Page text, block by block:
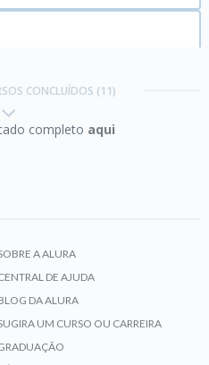
CONCLUÍDOS (11)
completo aqui
A ALURA
DE AJUDA
DA ALURA
UM CURSO OU CARREIRA